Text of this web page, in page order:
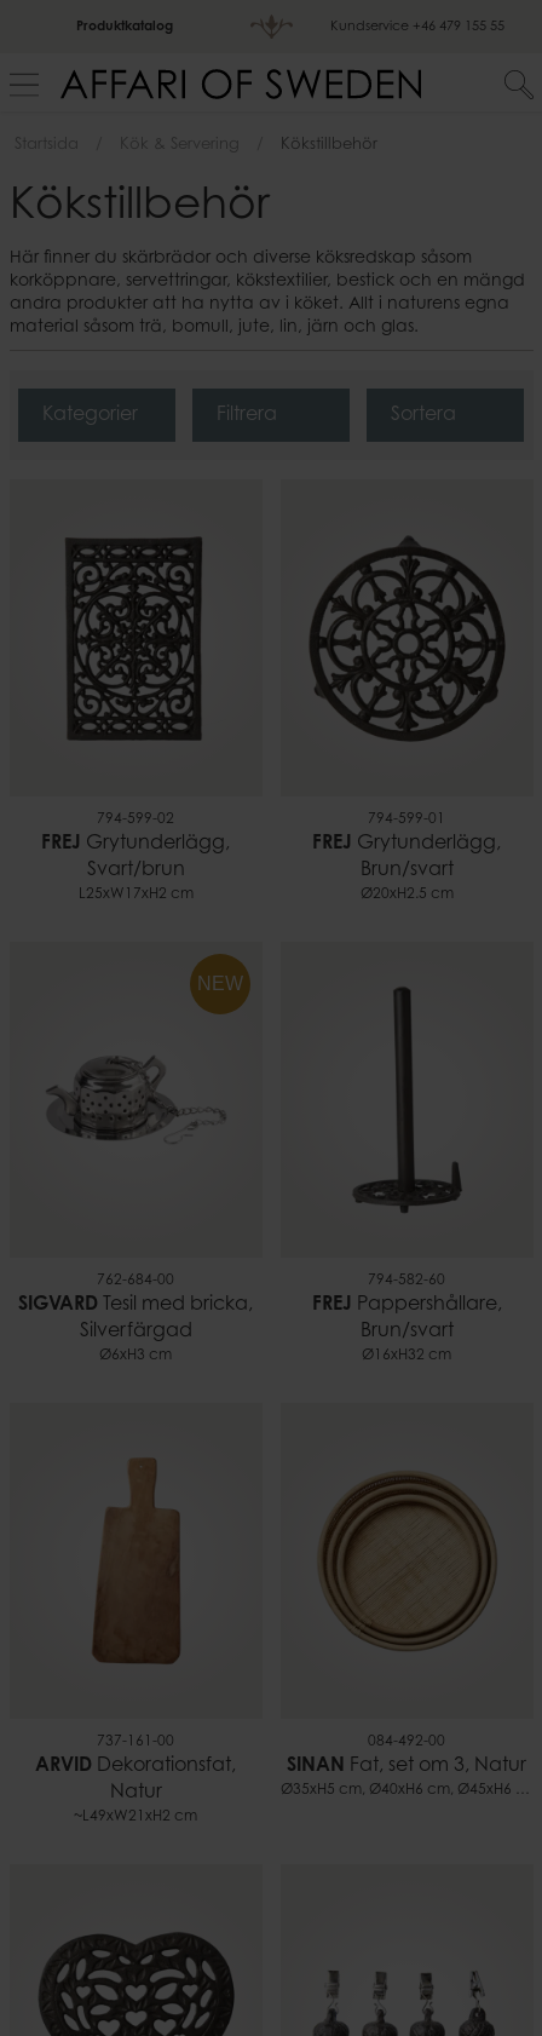
Produktkatalog Kundservice +46 479 155 55
Startsida Kök & Servering Kökstillbehör
Kökstillbehör
Här finner du skärbrädor och diverse köksredskap såsom
korköppnare, servettringar, kökstextilier, bestick och en mängd
andra produkter att ha nytta av i köket. Allt i naturens egna
material såsom trä, bomull, jute, lin, järn och glas.
Kategorier Filtrera Sortera
794-599-02
FREJ Grytunderlägg,
Svart/brun
L25xW17xH2 cm
794-599-01
FREJ Grytunderlägg,
Brun/svart
Ø20xH2.5 cm
NEW
762-684-00
SIGVARD Tesil med bricka,
Silverfärgad
Ø6xH3 cm
794-582-60
FREJ Pappershållare,
Brun/svart
Ø16xH32 cm
737-161-00
ARVID Dekorationsfat,
Natur
~L49xW21xH2 cm
084-492-00
SINAN Fat, set om 3, Natur
Ø35xH5 cm, Ø40xH6 cm, Ø45xH6 cm